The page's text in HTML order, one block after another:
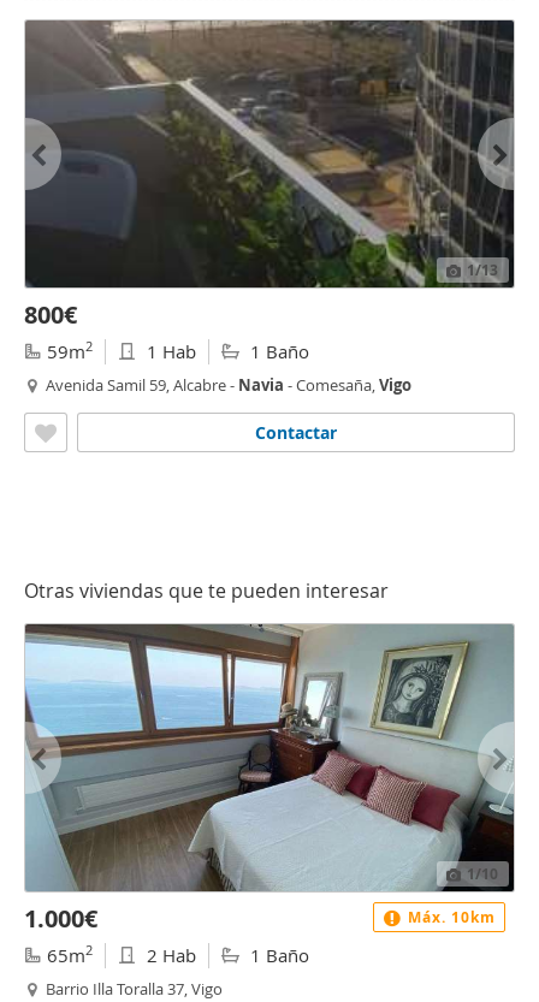
1/13
800€
59m2 1 Hab 1 Baño
Avenida Samil 59, Alcabre - Navia - Comesaña,Vigo
Contactar
Otras viviendas que te pueden interesar
1/10
1.000€
65m2 2 Hab 1 Baño
Barrio Illa Toralla 37, Vigo
Máx. 10km